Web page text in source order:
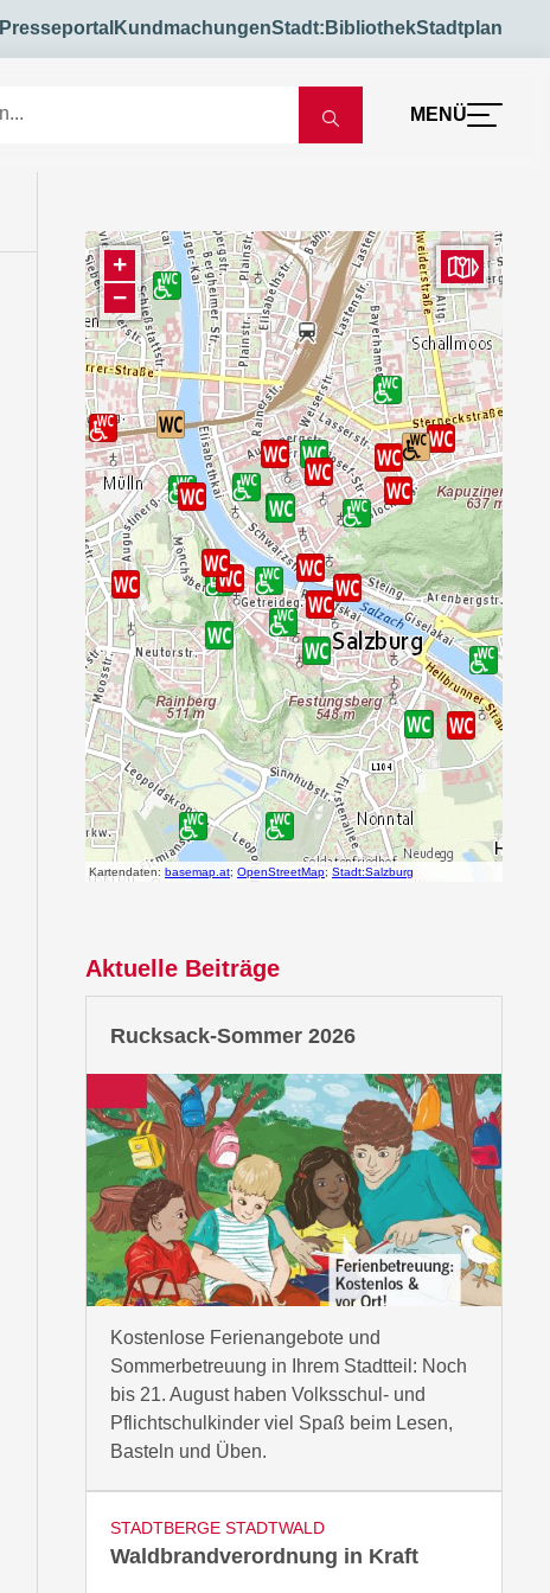
Presseportal KundmachungenStadt:BibliothekStadtplan
MENÜ
Aktuelle Beiträge
Rucksack-Sommer 2026
Kostenlose Ferienangebote und
Sommerbetreuung in Ihrem Stadtteil: Noch
bis 21. August haben Volksschul- und
Pflichtschulkinder viel Spaß beim Lesen,
Basteln und Üben.
STADTBERGE STADTWALD
Waldbrandverordnung in Kraft